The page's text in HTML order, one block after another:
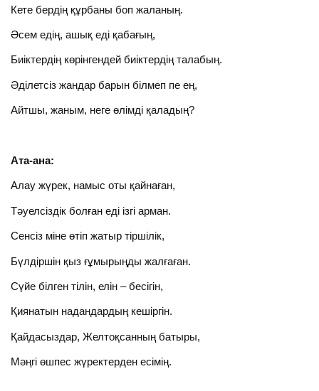
Кете бердің құрбаны боп жаланың.
Әсем едің, ашық еді қабағың,
Биіктердің көрінгендей биіктердің талабың.
Әділетсіз жандар барын білмеп пе ең,
Айтшы, жаным, неге өлімді қаладың?
Ата-ана:
Алау жүрек, намыс оты қайнаған,
Тәуелсіздік болған еді ізгі арман.
Сенсіз міне өтіп жатыр тіршілік,
Бүлдіршін қыз ғұмырыңды жалғаған.
Сүйе білген тілін, елін – бесігін,
Қиянатын надандардың кешіргін.
Қайдасыздар, Желтоқсанның батыры,
Мәңгі өшпес жүректерден есімің.